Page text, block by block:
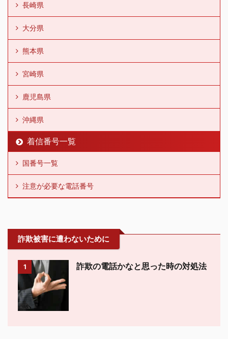
長崎県
大分県
熊本県
宮崎県
鹿児島県
沖縄県
着信番号一覧
国番号一覧
注意が必要な電話番号
詐欺被害に遭わないために
1 詐欺の電話かなと思った時の対処法